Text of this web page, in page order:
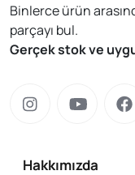
Binlerce ürün
parçayı bul.
Gerçek stok ve
Hakkımızda